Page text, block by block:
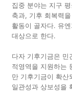
집중 분야는 지구
축과, 기후 회복력
활동이 골자다. 유
대상으로 한다.
다자 기후기금은 민
적영역을 지원하는
만 기후기금이 확
일관성과 상보성을